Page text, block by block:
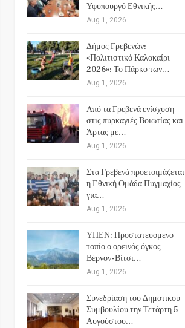
Υφυπουργό Εθνικής…
Aug 1, 2026
Δήμος Γρεβενών:
«Πολιτιστικό Καλοκαίρι
2026»: Το Πάρκο των…
Aug 1, 2026
Από τα Γρεβενά ενίσχυση
στις πυρκαγιές Βοιωτίας και
Άρτας με…
Aug 1, 2026
Στα Γρεβενά προετοιμάζεται
η Εθνική Ομάδα Πυγμαχίας
για…
Aug 1, 2026
ΥΠΕΝ: Προστατευόμενο
τοπίο ο ορεινός όγκος
Βέρνον-Βίτσι…
Aug 1, 2026
Συνεδρίαση του Δημοτικού
Συμβουλίου την Τετάρτη 5
Αυγούστου…